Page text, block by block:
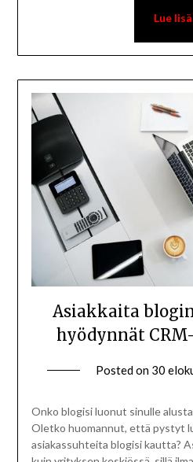
Asiakkaita
hyödynnät
Posted on 30
Onko blogisi luonut sinulle
Oletko huomannut, että pystyt
asiakassuhteita blogisi kautta?